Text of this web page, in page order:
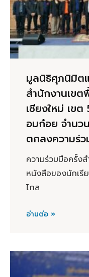
มูลนิธิศุภนิมิต
สำนักงานเข
เชียงใหม่ เขต
อมก๋อย จำนว
ตกลงความร่ว
ความร่วมมือครั้ง
หนังสือของนักเรี
ไกล
อ่านต่อ »